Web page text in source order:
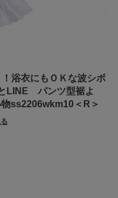
浴衣にもＯＫな波シボ
LINE パンツ型裾よ
ss2206wkm10＜R＞